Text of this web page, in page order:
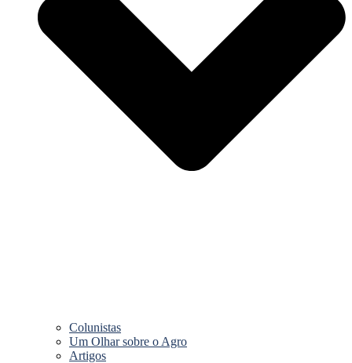
Colunistas
Um Olhar sobre o Agro
Artigos